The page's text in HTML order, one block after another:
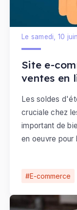
E-commerce
Site e-
ventes en
Le samedi, 10
Les soldes
cruciale chez
important de
en oeuvre